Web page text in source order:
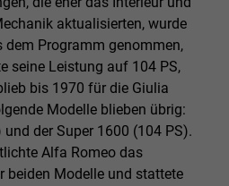
aktualisierten, wurde
dem Programm genommen,
seine Leistung auf 104 PS,
bis 1970 für die Giulia
Modelle blieben übrig:
der Super 1600 (104 PS).
Alfa Romeo das
beiden Modelle und stattete